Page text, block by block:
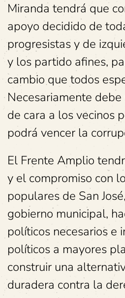
Miranda tendrá que
apoyo decidido de
progresistas y de
y los partido afines,
cambio que todos
Necesariamente
de cara a los vecinos
podrá vencer la
El Frente Amplio
y el compromiso con
populares de San
gobierno municipal,
políticos necesarios e
políticos a mayores
construir una
duradera contra la